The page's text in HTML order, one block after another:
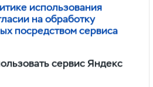
Буханка
1 314 000 ₽
Комби 5 мест
использования
на обработку
посредством сервиса
сервис Яндекс